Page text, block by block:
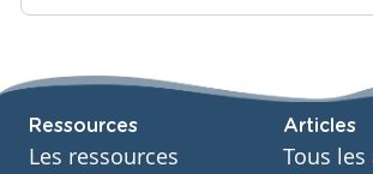
Ressources
Les ressources
Articles
Tous